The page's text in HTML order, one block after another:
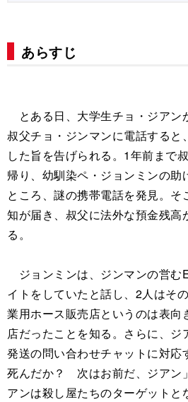
あらすじ
とある日、大学生チョ・ジアン
叔父チョ・ジンマンに電話すると
した旨を告げられる。1年前まで
帰り、幼馴染ペ・ジョンミンの助
ところ、謎の携帯電話を発見。そ
知が届き、叔父に法外な預金残高
る。
ジョンミンは、ジンマンの営む
イトをしていたと話し、2人はそ
業用ホース販売店というのは表向
店だったことを知る。さらに、ジ
発送の問い合わせチャットに対応
死んだか？ 次はお前だ、ジアン
アンは殺し屋たちのターゲットと